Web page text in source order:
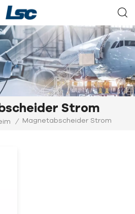
Strom
/ Magnetabscheider Strom